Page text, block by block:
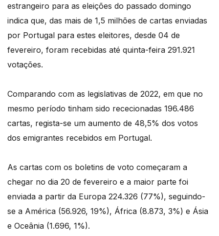
estrangeiro para as eleições do passado domingo
indica que, das mais de 1,5 milhões de cartas enviadas
por Portugal para estes eleitores, desde 04 de
fevereiro, foram recebidas até quinta-feira 291.921
votações.
Comparando com as legislativas de 2022, em que no
mesmo período tinham sido rececionadas 196.486
cartas, regista-se um aumento de 48,5% dos votos
dos emigrantes recebidos em Portugal.
As cartas com os boletins de voto começaram a
chegar no dia 20 de fevereiro e a maior parte foi
enviada a partir da Europa 224.326 (77%), seguindo-
se a América (56.926, 19%), África (8.873, 3%) e Ásia
e Oceânia (1.696, 1%).